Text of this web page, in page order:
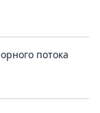
потока